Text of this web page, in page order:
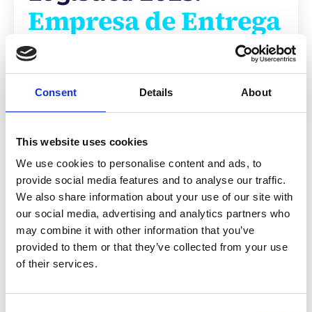
Consent Details About
This website uses cookies
We use cookies to personalise content and ads, to
provide social media features and to analyse our traffic.
We also share information about your use of our site with
our social media, advertising and analytics partners who
may combine it with other information that you’ve
provided to them or that they’ve collected from your use
of their services.
Empresa de Entrega
de Última Milla del
Año
Prensa y recursos
Estamos encantados de recibir el premio
«Empresa de reparto de última milla del
año» en los Logistics Awards 2025.